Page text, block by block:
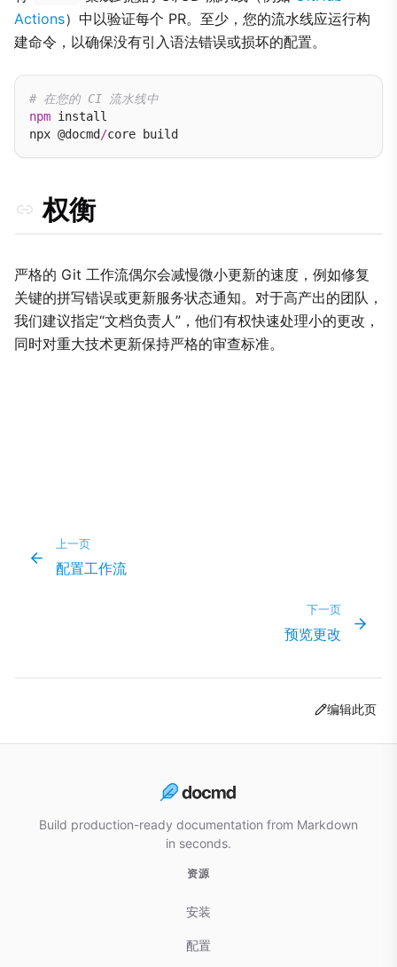
Actions）中以验证每个 PR。至少，您的流水线应运行构
建命令，以确保没有引入语法错误或损坏的配置。
# 在您的 CI 流水线中
npm install
npx @docmd /
权衡
严格的 Git 工作流偶尔会减慢微小更新的速度，例如修复
关键的拼写错误或更新服务状态通知。对于高产出的团队，
我们建议指定“文档负责人”，他们有权快速处理小的更改，
同时对重大技术更新保持严格的审查标准。
上一页
配置工作流
下一页
预览更改
编辑此页
Build production-ready documentation from Markdown
in seconds.
资源
安装
配置